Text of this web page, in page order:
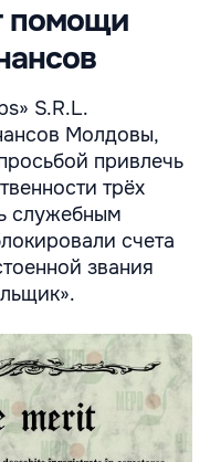
помощи
S.R.L.
Молдовы,
привлечь
трёх
служебным
счета
звания